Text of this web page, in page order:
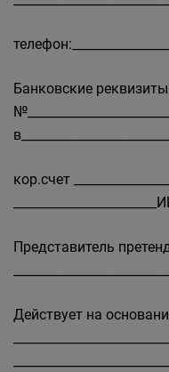
Банковские
кор.счет
Представитель
Действует на